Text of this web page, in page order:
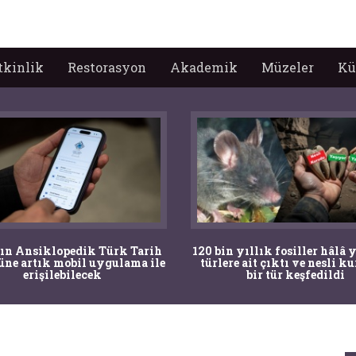
Restorasyon Akademik Müzeler
yıllık fosiller hâlâ yaşayan
ait çıktı ve nesli kurumuş
bir tür keşfedildi
Bir torba kemik adli
şaşkına çevirdi, kemiklerin
arkeologlar çözdü